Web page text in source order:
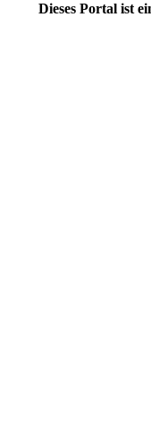
Dieses Portal ist